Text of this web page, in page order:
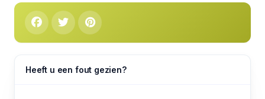
Heeft u een fout gezien?